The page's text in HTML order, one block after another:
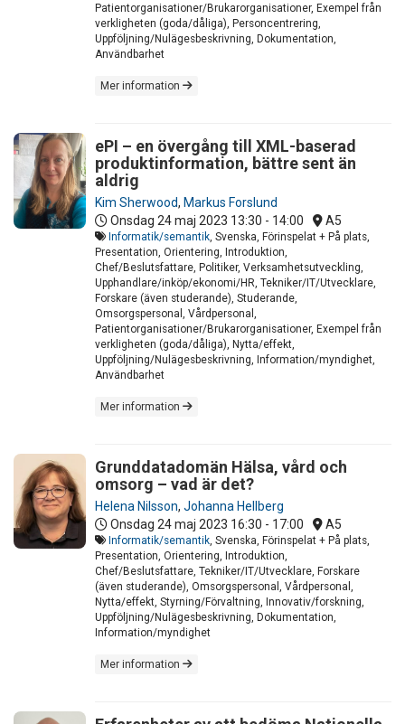
Patientorganisationer/Brukarorganisationer, Exempel från
verkligheten (goda/dåliga), Personcentrering,
Uppföljning/Nulägesbeskrivning, Dokumentation,
Användbarhet
Mer information
ePI – en övergång till XML-baserad
produktinformation, bättre sent än
aldrig
Kim Sherwood, Markus Forslund
Onsdag 24 maj 2023 13:30 - 14:00 A5
Informatik/semantik , Svenska, Förinspelat + På plats,
Presentation, Orientering, Introduktion,
Chef/Beslutsfattare, Politiker, Verksamhetsutveckling,
Upphandlare/inköp/ekonomi/HR, Tekniker/IT/Utvecklare,
Forskare (även studerande), Studerande,
Omsorgspersonal, Vårdpersonal,
Patientorganisationer/Brukarorganisationer, Exempel från
verkligheten (goda/dåliga), Nytta/effekt,
Uppföljning/Nulägesbeskrivning, Information/myndighet,
Användbarhet
Mer information
Grunddatadomän Hälsa, vård och
omsorg – vad är det?
Helena Nilsson, Johanna Hellberg
Onsdag 24 maj 2023 16:30 - 17:00 A5
Informatik/semantik , Svenska, Förinspelat + På plats,
Presentation, Orientering, Introduktion,
Chef/Beslutsfattare, Tekniker/IT/Utvecklare, Forskare
(även studerande), Omsorgspersonal, Vårdpersonal,
Nytta/effekt, Styrning/Förvaltning, Innovativ/forskning,
Uppföljning/Nulägesbeskrivning, Dokumentation,
Information/myndighet
Mer information